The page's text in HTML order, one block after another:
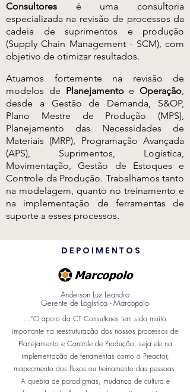
Consultores é uma consultoria
especializada na revisão de processos da
cadeia de suprimentos e produção
(Supply Chain Management - SCM), com
objetivo de otimizar resultados.
Atuamos fortemente na revisão de
modelos de Planejamentoe Operação,
desde a Gestão de Demanda, S&OP,
Plano Mestre de Produção (MPS),
Planejamento das Necessidades de
Materiais (MRP), Programação Avançada
(APS), Suprimentos, Logística,
Movimentação, Gestão de Estoques e
Controle da Produção. Trabalhamos tanto
na modelagem, quanto no treinamento e
na implementação de ferramentas de
suporte a esses processos.
DEPOIMENTOS
Anderson Luz Leandro
Gerente de Logística - Marcopolo
...“O apoio da CT Consultores tem sido muito
importante na reestruturação dos nossos processos de
Planejamento e Controle de Produção, seja ele na
implementação de ferramentas como o Preactor,
mapeamento dos fluxos ou treinamento das pessoas.
A quebra de paradigmas, mudança de cultura e